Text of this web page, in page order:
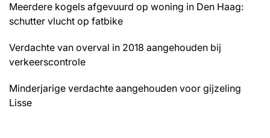
Meerdere kogels afgevuurd op woning in Den Haag:
schutter vlucht op fatbike
Verdachte van overval in 2018 aangehouden bij
verkeerscontrole
Minderjarige verdachte aangehouden voor gijzeling
Lisse